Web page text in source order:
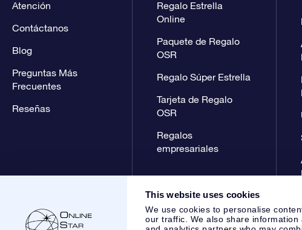
This website uses cookies
We use cookies to personalise
our traffic. We also share
Atención
Contáctanos
Blog
Preguntas Más
Frecuentes
Reseñas
Regalo Estrella
Online
Paquete de Regalo
OSR
Regalo Súper Estrella
Tarjeta de Regalo
OSR
Regalos
empresariales